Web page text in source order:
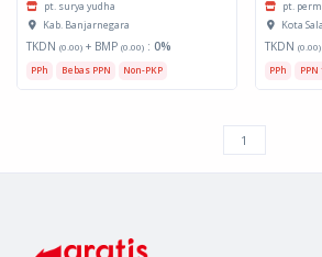
pt. surya yudha
Kab. Banjarnegara
TKDN (0.00) + BMP (0.00) : 0%
PPh Bebas PPN Non-PKP
pt.
Kota
TKDN (0.00)
PPh PPN